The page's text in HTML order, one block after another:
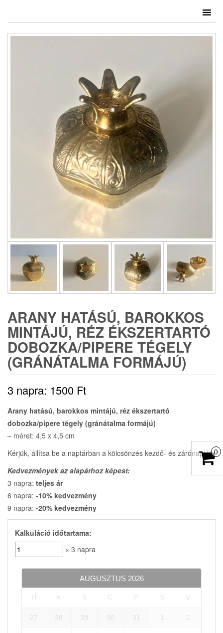
ARANY HATÁSÚ, BAROKKOS
MINTÁJÚ, RÉZ ÉKSZERTARTÓ
DOBOZKA/PIPERE TÉGELY
(GRÁNÁTALMA FORMÁJÚ)
3 napra: 1500 Ft
Arany hatású, barokkos mintájú, réz ékszertartó
dobozka/pipere tégely (gránátalma formájú)
– méret: 4,5 x 4,5 cm
Kérjük, állítsa be a naptárban a kölcsönzés kezdő- és zárónapját.
Kedvezmények az alapárhoz képest:
3 napra: teljes ár
6 napra: -10% kedvezmény
9 napra: -20% kedvezmény
Kalkuláció időtartama:
× 3 napra
AUGUSZTUS 2026
H K S C P S V
27 28 29 30 31 1 2
0